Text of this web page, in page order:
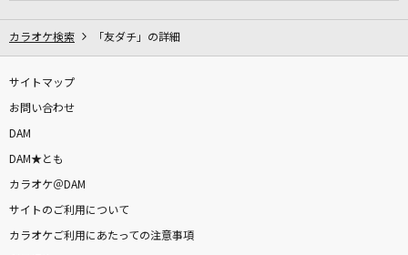
カラオケ検索 「友ダチ」の詳細
サイトマップ
お問い合わせ
DAM
DAM★とも
カラオケ＠DAM
サイトのご利用について
カラオケご利用にあたっての注意事項